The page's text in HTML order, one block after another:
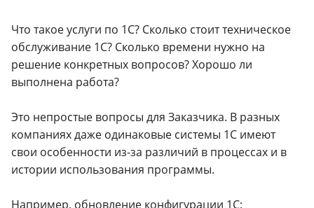
Что такое услуги по 1С? Сколько стоит техническое
обслуживание 1С? Сколько времени нужно на
решение конкретных вопросов? Хорошо ли
выполнена работа?
Это непростые вопросы для Заказчика. В разных
компаниях даже одинаковые системы 1С имеют
свои особенности из-за различий в процессах и в
истории использования программы.
Например, обновление конфигурации 1С: